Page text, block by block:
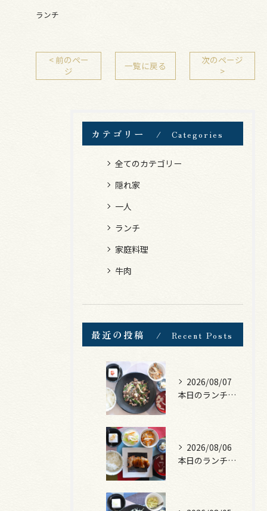
ランチ
< 前のペー
ジ
一覧に戻る
次のページ
>
カテゴリー Categories
全てのカテゴリー
隠れ家
一人
ランチ
家庭料理
牛肉
最近の投稿 Recent Posts
2026/08/07
本日のランチは、黒毛和牛のチャプチェ！
2026/08/06
本日のランチは、照焼きチキン！